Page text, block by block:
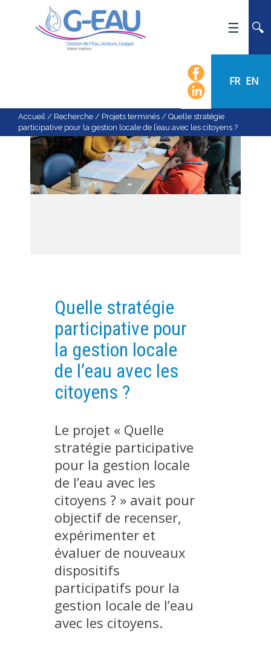
FR EN
ACTUALITÉS
AGENDA
CALENDRIER DES ÉVÈNEMENTS
ORGANIGRAMME
LISTE DU PERSONNEL
IMPLANTATIONS GÉOGRAPHIQUES
PROJETS EN COURS
PROJETS TERMINÉS
NOS RÉSEAUX SCIENTIFIQUES ET TECHNIQUES
SÉMINAIRES RÉGULIERS
FORMATION
FORMATION CONTINUE
FORMATION DOCTORALE
THÈSES EN COURS
PRODUCTION
MÉTHODES ET OUTILS
LOGICIELS
PUBLICATIONS SUR HAL
Accueil / Recherche / Projets terminés / Quelle stratégie
participative pour la gestion locale de l’eau avec les citoyens ?
Quelle stratégie
participative pour
la gestion locale
de l’eau avec les
citoyens ?
Le projet « Quelle
stratégie participative
pour la gestion locale
de l’eau avec les
citoyens ? » avait pour
objectif de recenser,
expérimenter et
évaluer de nouveaux
dispositifs
participatifs pour la
gestion locale de l’eau
avec les citoyens.